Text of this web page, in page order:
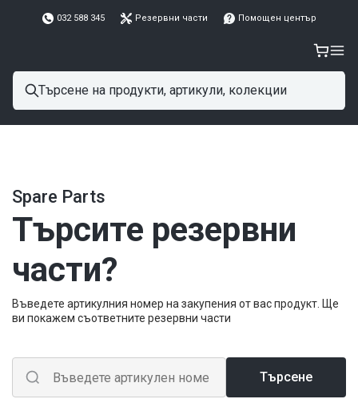
032 588 345 Резервни части Помощен център
Spare Parts
Търсите резервни
части?
Въведете артикулния номер на закупения от вас продукт. Ще
ви покажем съответните резервни части
Търсене